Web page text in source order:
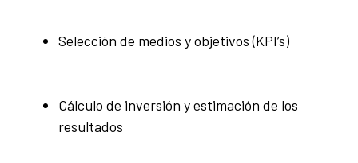
Selección de medios y objetivos (KPI’s)
Cálculo de inversión y estimación de los
resultados